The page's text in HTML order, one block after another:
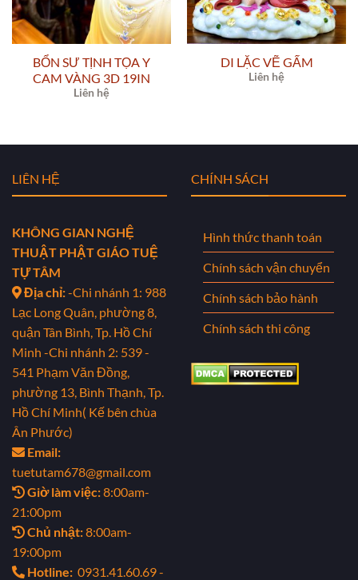
BỔN SƯ TỊNH TỌA Y
CAM VÀNG 3D 19IN
Liên hệ
DI LẶC VẼ GẤM
Liên hệ
LIÊN HỆ
KHÔNG GIAN NGHỆ
THUẬT PHẬT GIÁO TUỆ
TỰ TÂM
Địa chỉ:-Chi nhánh 1: 988
Lạc Long Quân, phường 8,
quận Tân Bình, Tp. Hồ Chí
Minh -Chi nhánh 2: 539 -
541 Phạm Văn Đồng,
phường 13, Bình Thạnh, Tp.
Hồ Chí Minh( Kế bên chùa
Ân Phước)
Email:
tuetutam678@gmail.com
Giờ làm việc:8:00am-
21:00pm
Chủ nhật:8:00am-
19:00pm
Hotline: 0931.41.60.69 -
CHÍNH SÁCH
Hình thức thanh toán
Chính sách vận chuyển
Chính sách bảo hành
Chính sách thi công